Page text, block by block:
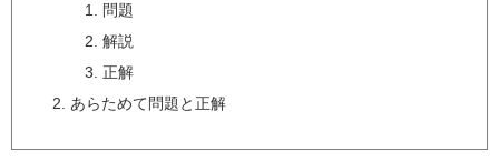
問題
解説
正解
あらためて問題と正解